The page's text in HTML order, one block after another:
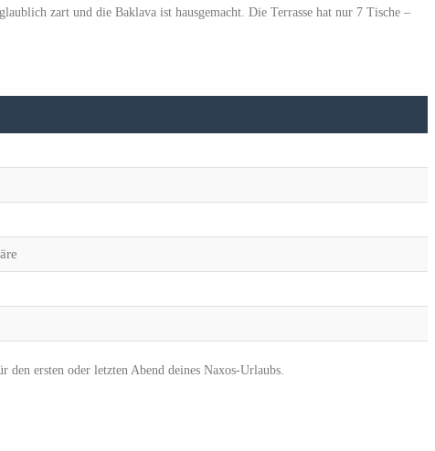
zart und die Baklava ist hausgemacht. Die Terrasse hat nur 7 Tische –
ersten oder letzten Abend deines Naxos-Urlaubs.